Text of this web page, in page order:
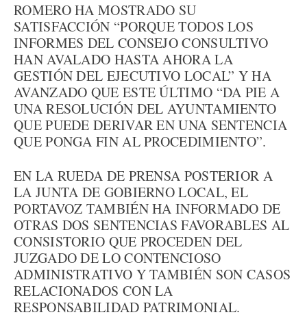
ROMERO HA MOSTRADO SU
SATISFACCIÓN “PORQUE TODOS LOS
INFORMES DEL CONSEJO CONSULTIVO
HAN AVALADO HASTA AHORA LA
GESTIÓN DEL EJECUTIVO LOCAL” Y HA
AVANZADO QUE ESTE ÚLTIMO “DA PIE A
UNA RESOLUCIÓN DEL AYUNTAMIENTO
QUE PUEDE DERIVAR EN UNA SENTENCIA
QUE PONGA FIN AL PROCEDIMIENTO”.
EN LA RUEDA DE PRENSA POSTERIOR A
LA JUNTA DE GOBIERNO LOCAL, EL
PORTAVOZ TAMBIÉN HA INFORMADO DE
OTRAS DOS SENTENCIAS FAVORABLES AL
CONSISTORIO QUE PROCEDEN DEL
JUZGADO DE LO CONTENCIOSO
ADMINISTRATIVO Y TAMBIÉN SON CASOS
RELACIONADOS CON LA
RESPONSABILIDAD PATRIMONIAL.